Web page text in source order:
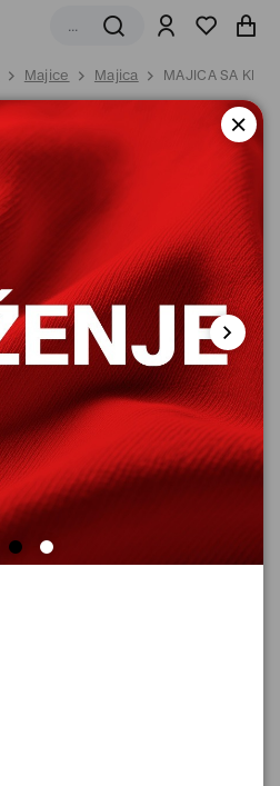
Majice Majica MAJICA SA